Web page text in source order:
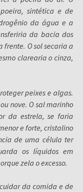
sintética e de
da água e a
da bacia dos
frente. O sol secaria a
clarearia o cinza,
peixes e algas.
nove. O sal marinho
da estrela, se faria
e forte, cristalino
de uma célula ter
os líquidos em
zela o excesso.
da comida e de